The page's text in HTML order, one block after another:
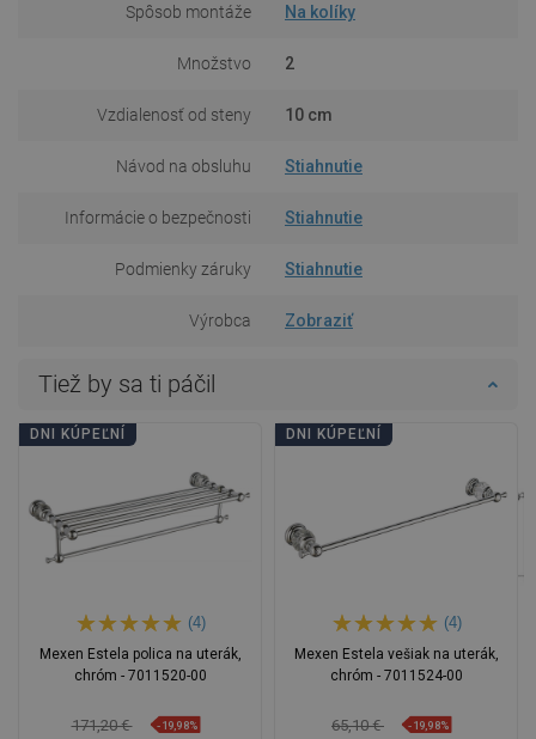
Spôsob montáže Na kolíky
Množstvo 2
Vzdialenosť od steny 10 cm
Návod na obsluhu Stiahnutie
Informácie o bezpečnosti Stiahnutie
Podmienky záruky Stiahnutie
Výrobca Zobraziť
Tiež by sa ti páčil
DNI KÚPEĽNÍ
(4)
Mexen Estela polica na uterák,
chróm - 7011520-00
171,20 € -19,98%
DNI KÚPEĽNÍ
(4)
Mexen Estela vešiak na uterák,
chróm - 7011524-00
65,10 € -19,98%